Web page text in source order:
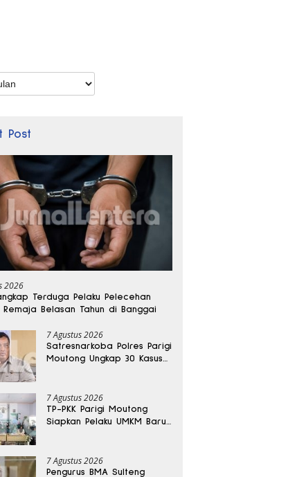
Post
2026
Terduga Pelaku Pelecehan
Remaja Belasan Tahun di Banggai
7 Agustus 2026
Satresnarkoba Polres Parigi
Moutong Ungkap 30 Kasus
7 Agustus 2026
TP-PKK Parigi Moutong
Siapkan Pelaku UMKM Baru
7 Agustus 2026
Pengurus BMA Sulteng